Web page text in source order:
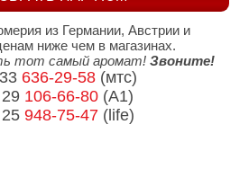
из Германии, Австрии и
ниже чем в магазинах.
тот самый аромат! Звоните!
636-29-58(мтс)
106-66-80 (A1)
948-75-47(life)